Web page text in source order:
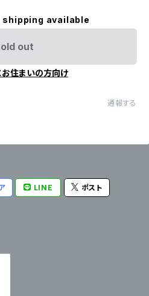
available
out
住まいの方向け
通報する
LINE ポスト